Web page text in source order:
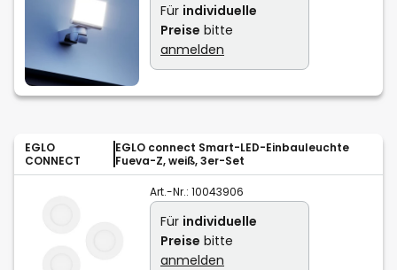
Für individuelle
Preise bitte
anmelden
EGLO
CONNECT
EGLO connect Smart-LED-Einbauleuchte
Fueva-Z, weiß, 3er-Set
Art.-Nr.: 10043906
Für individuelle
Preise bitte
anmelden